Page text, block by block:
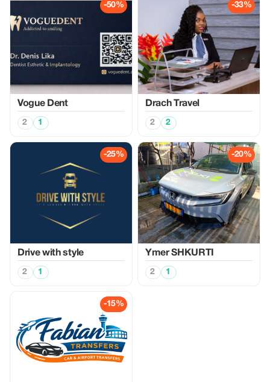
-50%
Vogue Dent
2 1
-33%
Drach Travel
2 2
-25%
Drive with style
2 1
-20%
Ymer SHKURTI
2 1
-15%